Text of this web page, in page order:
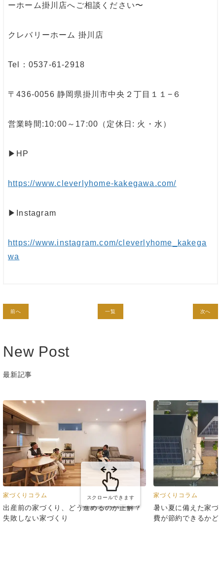
ーホーム掛川店へご相談ください〜
クレバリーホーム 掛川店
Tel：0537-61-2918
〒436-0056 静岡県掛川市中央２丁目１１−６
営業時間:10:00～17:00（定休日: 火・水）
▶︎HP
https://www.cleverlyhome-kakegawa.com/
▶︎Instagram
https://www.instagram.com/cleverlyhome_kakega
wa
前へ 一覧 次へ
New Post
最新記事
家づくりコラム
出産前の家づくり、どう進めるのが正解？
失敗しない家づくり
家づくりコラム
暑い夏に備えた家
費が節約できるかど
スクロールできます